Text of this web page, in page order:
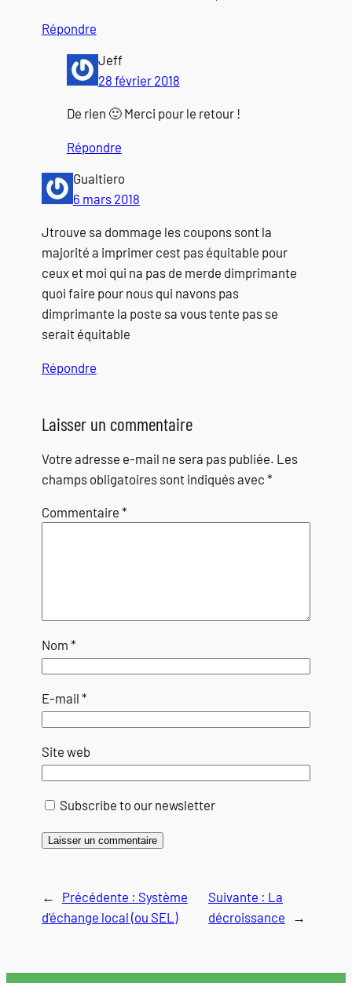
Répondre
Jeff
28 février 2018
De rien 🙂 Merci pour le retour !
Répondre
Gualtiero
6 mars 2018
Jtrouve sa dommage les coupons sont la
majorité a imprimer cest pas équitable pour
ceux et moi qui na pas de merde dimprimante
quoi faire pour nous qui navons pas
dimprimante la poste sa vous tente pas se
serait équitable
Répondre
Laisser un commentaire
Votre adresse e-mail ne sera pas publiée. Les
champs obligatoires sont indiqués avec *
Commentaire *
Nom *
E-mail *
Site web
Subscribe to our newsletter
← Précédente : Système
d’échange local (ou SEL)
Suivante : La
décroissance
→